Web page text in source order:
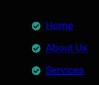
Home
About Us
Services